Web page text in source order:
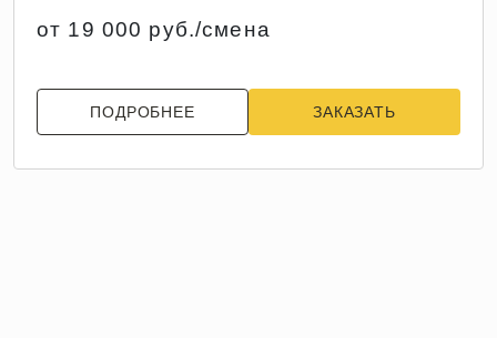
от 19 000 руб./смена
ПОДРОБНЕЕ ЗАКАЗАТЬ